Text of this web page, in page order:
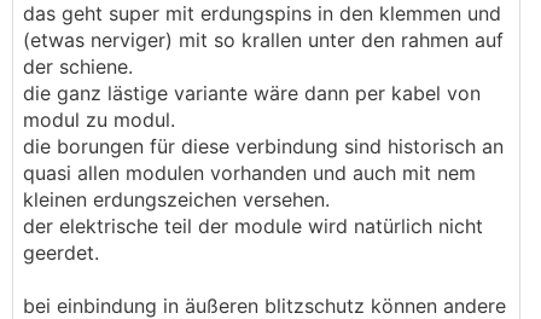
das geht super mit erdungspins in den klemmen und
(etwas nerviger) mit so krallen unter den rahmen auf
der schiene.
die ganz lästige variante wäre dann per kabel von
modul zu modul.
die borungen für diese verbindung sind historisch an
quasi allen modulen vorhanden und auch mit nem
kleinen erdungszeichen versehen.
der elektrische teil der module wird natürlich nicht
geerdet.
bei einbindung in äußeren blitzschutz können andere